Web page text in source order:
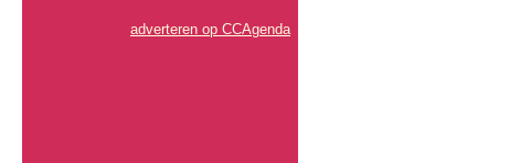
adverteren op CCAgenda